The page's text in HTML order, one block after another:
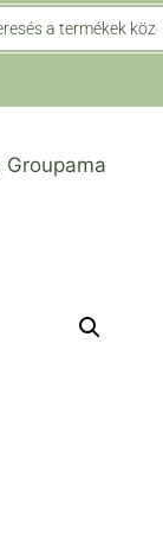
Groupama